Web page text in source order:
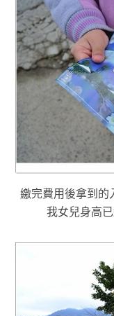
繳完費用後拿到的
我女兒身高